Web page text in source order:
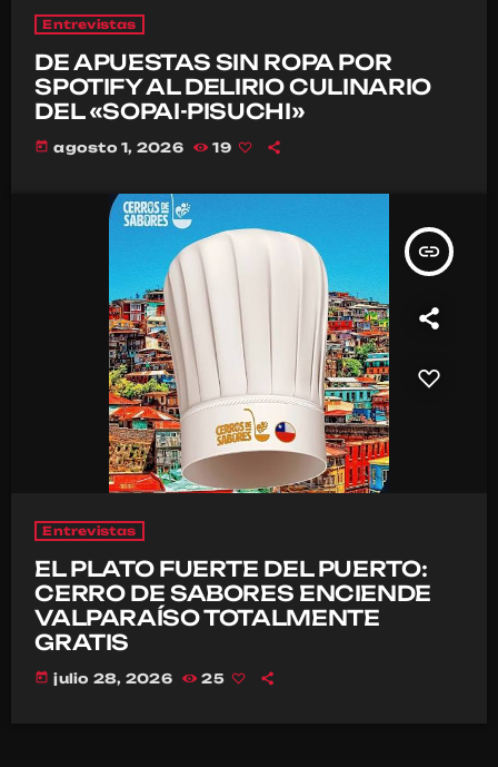
Entrevistas
DE APUESTAS SIN ROPA POR
SPOTIFY AL DELIRIO CULINARIO
DEL «SOPAI-PISUCHI»
today agosto 1, 2026 19
insert_link
Entrevistas
EL PLATO FUERTE DEL PUERTO:
CERRO DE SABORES ENCIENDE
VALPARAÍSO TOTALMENTE
GRATIS
today julio 28, 2026 25